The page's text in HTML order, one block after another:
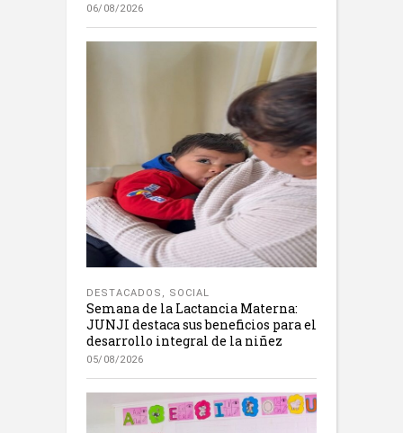
06/08/2026
DESTACADOS , SOCIAL
Semana de la Lactancia Materna:
JUNJI destaca sus beneficios para el
desarrollo integral de la niñez
05/08/2026